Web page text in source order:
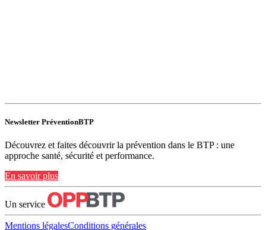
Newsletter PréventionBTP
Découvrez et faites découvrir la prévention dans le BTP : une
approche santé, sécurité et performance.
En savoir plus
Un service
Mentions légalesConditions générales